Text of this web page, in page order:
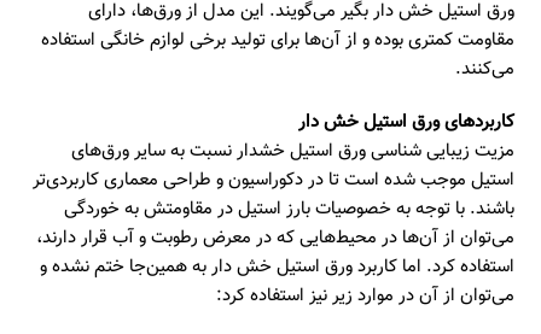
ورق استیل خش دار بگیر می‌گویند. این مدل از ورق‌ها، دارای
مقاومت کمتری بوده و از آن‌ها برای تولید برخی لوازم خانگی استفاده
می‌کنند.
کاربردهای ورق استیل خش دار
مزیت زیبایی شناسی ورق استیل خشدار نسبت به سایر ورق‌های
استیل موجب شده است تا در دکوراسیون و طراحی معماری کاربردی‌تر
باشند. با توجه به خصوصیات بارز استیل در مقاومتش به خوردگی
می‌توان از آن‌ها در محیط‌هایی که در معرض رطوبت و آب قرار دارند،
استفاده کرد. اما کاربرد ورق استیل خش دار به همین‌جا ختم نشده و
می‌توان از آن در موارد زیر نیز استفاده کرد: